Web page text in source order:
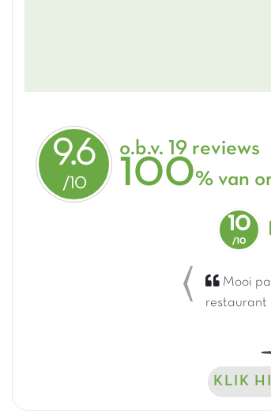
9.6 o.b.v. 19 reviews
100% van
10
Mooi
restaurant
Previous
KLIK